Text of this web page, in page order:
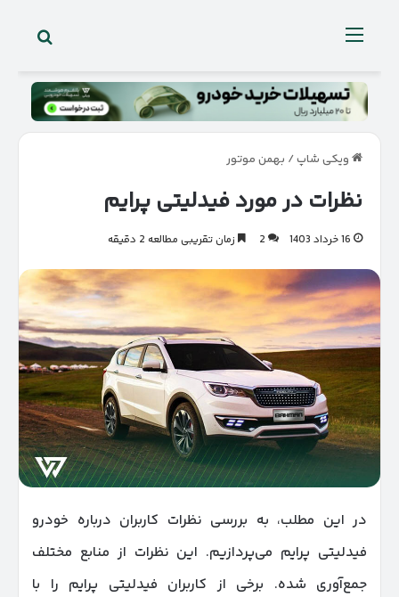
منو
ویکی شاپ/ بهمن موتور
نظرات در مورد فیدلیتی پرایم
16 خرداد 1403 2 زمان تقریبی مطالعه 2 دقیقه
در این مطلب، به بررسی نظرات کاربران درباره خودرو
فیدلیتی پرایم می‌پردازیم. این نظرات از منابع مختلف
جمع‌آوری شده. برخی از کاربران فیدلیتی پرایم را با